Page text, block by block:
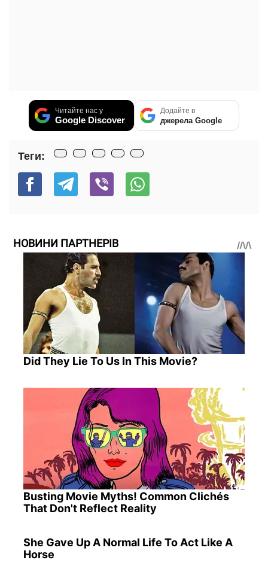
Читайте нас у
Google Discover
Додайте в
джерела Google
Теги:
НОВИНИ ПАРТНЕРІВ
Did They Lie To Us In This Movie?
Busting Movie Myths! Common Clichés
That Don't Reflect Reality
She Gave Up A Normal Life To Act Like A
Horse